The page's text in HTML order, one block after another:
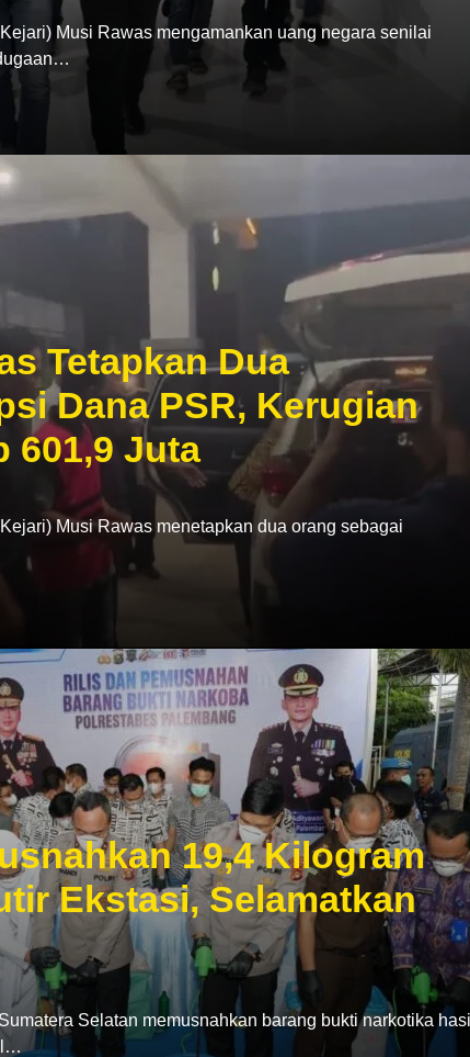
Musi Rawas mengamankan uang negara senilai
Tetapkan Dua
Dana PSR, Kerugian
601,9 Juta
Musi Rawas menetapkan dua orang sebagai
19,4 Kilogram
Ekstasi, Selamatkan
Selatan memusnahkan barang bukti narkotika hasil